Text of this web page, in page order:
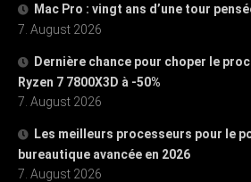
Mac Pro : vingt ans d’une tour
7. August 2026
Dernière chance pour choper le
Ryzen 7 7800X3D à -50%
7. August 2026
Les meilleurs processeurs pour le
bureautique avancée en 2026
7. August 2026